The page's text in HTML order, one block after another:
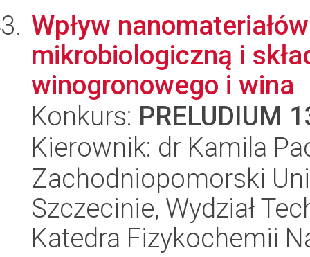
Wpływ
mikrobiologiczną i
winogronowego i wina
Konkurs: PRELUDIUM
Kierownik: dr Kamila
Zachodniopomorski
Szczecinie, Wydział
Katedra Fizykochemii